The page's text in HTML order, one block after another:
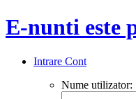
E-nunti este
Intrare Cont
Nume utilizator: